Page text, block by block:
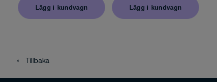
Lägg i kundvagn Lägg i kundvagn
Tillbaka